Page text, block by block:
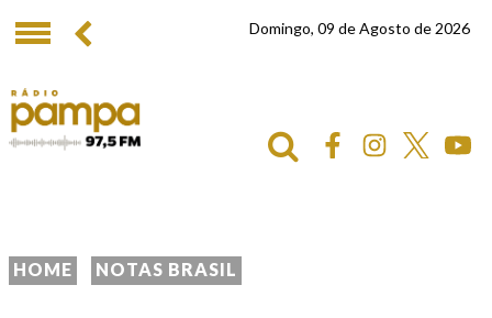
Domingo, 09 de Agosto de 2026
HOME NOTAS BRASIL